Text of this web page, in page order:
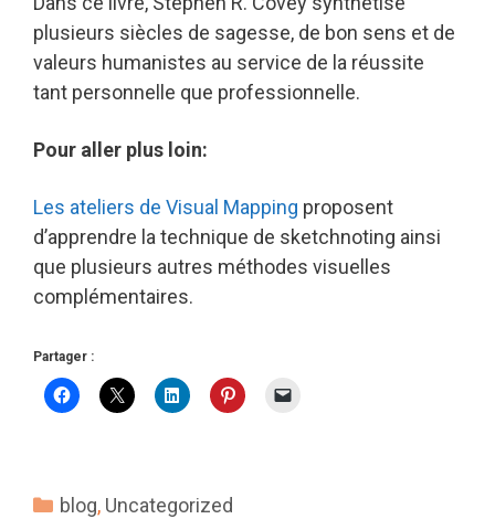
plusieurs siècles de sagesse, de bon sens et de
valeurs humanistes au service de la réussite
tant personnelle que professionnelle.
Pour aller plus loin:
Les ateliers de Visual Mapping proposent
d’apprendre la technique de sketchnoting ainsi
que plusieurs autres méthodes visuelles
complémentaires.
Partager :
Catégories
blog, Uncategorized